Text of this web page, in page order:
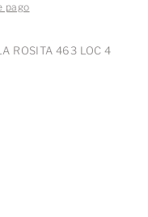
pago
ROSITA 463 LOC 4